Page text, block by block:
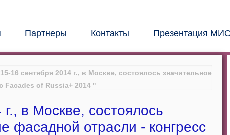
Партнеры Контакты Презентация МИО
16 сентября 2014 г., в Москве, состоялось значительное
Facades of Russia+ 2014 "
в Москве, состоялось
фасадной отрасли - конгресс